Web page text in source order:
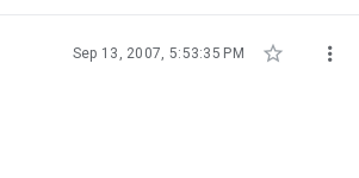
Sep 13, 2007, 5:53:35 PM  